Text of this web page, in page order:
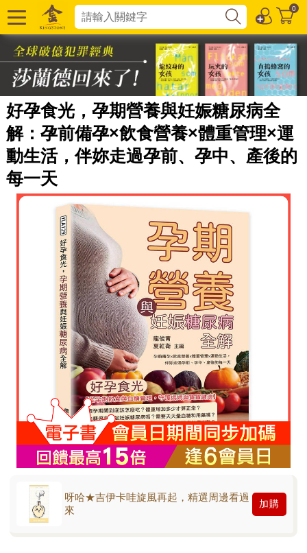
0
好孕食光，孕期營養與妊娠糖尿病全
解：孕前備孕×飲食營養×體重管理×運
動生活，伴妳走過孕前、孕中、產後的
每一天
呀哈★吉伊卡哇旋風再起，精選周邊看過
來
加購